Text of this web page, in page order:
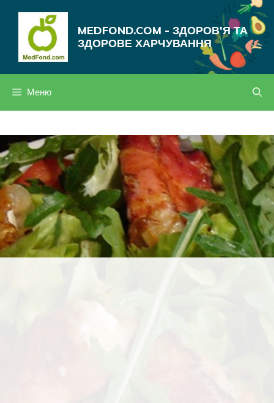
MEDFOND.COM - ЗДОРОВ'Я ТА
ЗДОРОВЕ ХАРЧУВАННЯ
Меню